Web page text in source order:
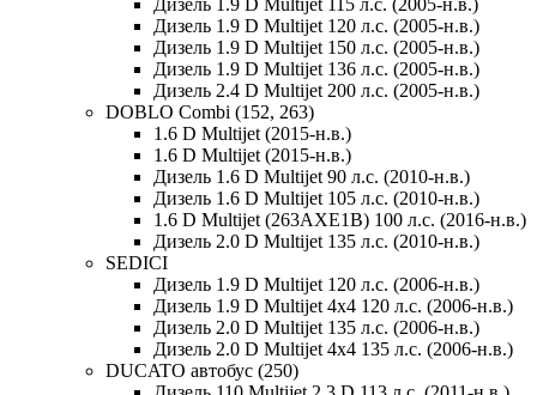
Дизель 1.9 D Multijet 120 л.с. (2005-н.в.)
Дизель 1.9 D Multijet 150 л.с. (2005-н.в.)
Дизель 1.9 D Multijet 136 л.с. (2005-н.в.)
Дизель 2.4 D Multijet 200 л.с. (2005-н.в.)
DOBLO Combi (152, 263)
1.6 D Multijet (2015-н.в.)
1.6 D Multijet (2015-н.в.)
Дизель 1.6 D Multijet 90 л.с. (2010-н.в.)
Дизель 1.6 D Multijet 105 л.с. (2010-н.в.)
1.6 D Multijet (263AXE1B) 100 л.с. (2016-н.в.)
Дизель 2.0 D Multijet 135 л.с. (2010-н.в.)
SEDICI
Дизель 1.9 D Multijet 120 л.с. (2006-н.в.)
Дизель 1.9 D Multijet 4x4 120 л.с. (2006-н.в.)
Дизель 2.0 D Multijet 135 л.с. (2006-н.в.)
Дизель 2.0 D Multijet 4x4 135 л.с. (2006-н.в.)
DUCATO автобус (250)